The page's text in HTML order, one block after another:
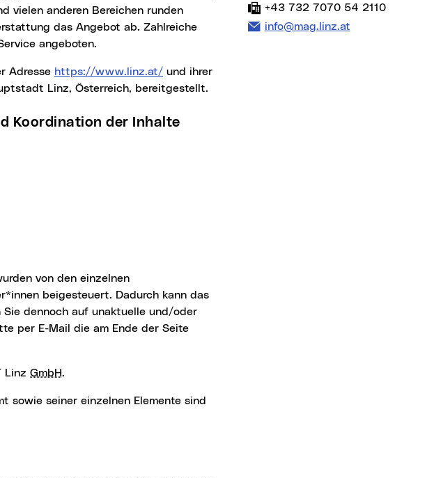
vielen anderen Bereichen runden
das Angebot ab. Zahlreiche
angeboten.
Adresse https://www.linz.at/ und ihrer
Linz, Österreich, bereitgestellt.
Koordination der Inhalte
beigesteuert. Dadurch kann das
dennoch auf unaktuelle und/oder
per E-Mail die am Ende der Seite
Linz GmbH.
sowie seiner einzelnen Elemente sind
Fax:
+43 732 7070 54 2110
E-Mail Adresse:
info@mag.linz.at